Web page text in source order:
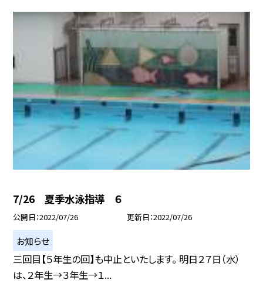
7/26 夏季水泳指導 ６
公開日 2022/07/26 更新日 2022/07/26
お知らせ
三回目【５年生の回】も中止といたします。 明日２７日（水）
は、２年生→３年生→１...